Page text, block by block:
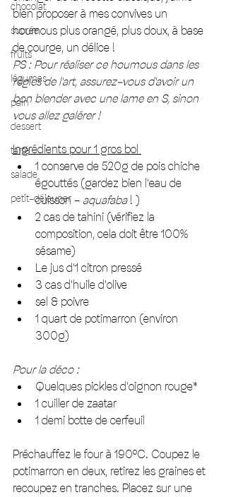
chocolat
sucrée
fruits
légumes
pain
dessert
tarte
salade
petit-déjeuner
bien proposer à mes convives un
houmous plus orangé, plus doux, à base
de courge, un délice !
PS : Pour réaliser ce houmous dans les
régles de l'art, assurez-vous d'avoir un
bon blender avec une lame en S, sinon
vous allez galérer !
Ingrédients pour 1 gros bol
1 conserve de 520g de pois chiche
égouttés (gardez bien l'eau de
cuisson - aquafaba ! )
2 cas de tahini (vérifiez la
composition, cela doit être 100%
sésame)
Le jus d'1 citron pressé
3 cas d'huile d'olive
sel & poivre
1 quart de potimarron (environ
300g)
Pour la déco :
Quelques pickles d'oignon rouge*
1 cuiller de zaatar
1 demi botte de cerfeuil
Préchauffez le four à 190°C. Coupez le
potimarron en deux, retirez les graines et
recoupez en tranches. Placez sur une